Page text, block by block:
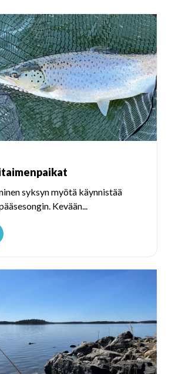
syksyn myötä käynnistää
Kevään...